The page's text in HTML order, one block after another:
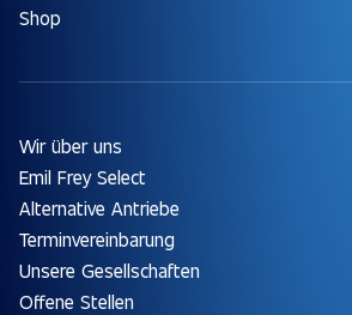
Shop
Wir über uns
Emil Frey Select
Alternative Antriebe
Terminvereinbarung
Unsere Gesellschaften
Offene Stellen